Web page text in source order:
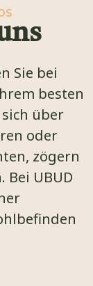
Sie bei
besten
sich über
oder
zögern
Bei UBUD